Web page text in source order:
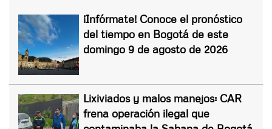
¡Infórmate! Conoce el pronóstico
del tiempo en Bogotá de este
domingo 9 de agosto de 2026
Lixiviados y malos manejos: CAR
frena operación ilegal que